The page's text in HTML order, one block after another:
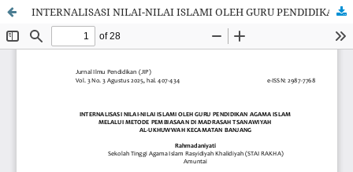
INTERNALISASI NILAI-NILAI ISLAMI OLEH GURU PENDIDIKAN AGAMA ISLAM MELALUI METODE PEMBIASAAN DI MADRASAH TSANAWIYAHAL-UKHUWWAH KECAMATAN BANJANG